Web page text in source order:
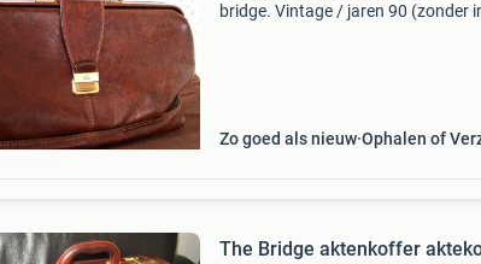
bridge. Vintage / jaren 90 (zonder
Zo goed als nieuw Ophalen of
The Bridge aktenkoffer